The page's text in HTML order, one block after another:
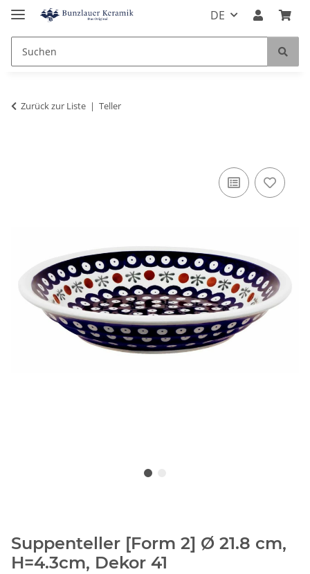
DE
Zurück zur Liste Teller
Suppenteller [Form 2] Ø 21.8 cm,
H=4.3cm, Dekor 41